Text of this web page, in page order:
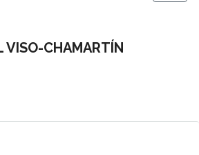
VISO-CHAMARTÍN